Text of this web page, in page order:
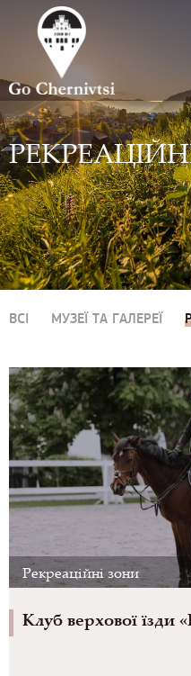
ВСІ МУЗЕЇ ТА ГАЛЕРЕЇ
Рекреаційні зони
Клуб верхової їзди